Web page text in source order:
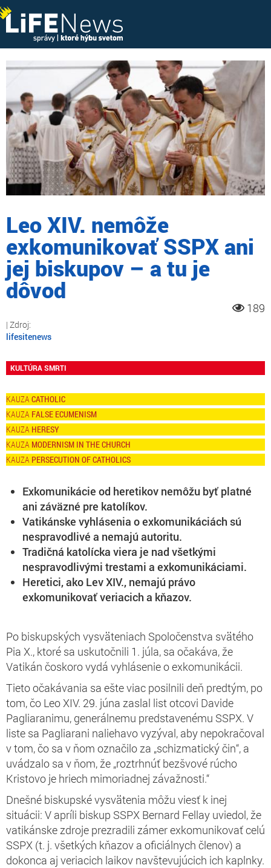
Leo XIV. nemôže
exkomunikovať SSPX ani
jej biskupov – a tu je
dôvod
189
lifesitenews
KULTÚRA SMRTI
CATHOLIC
FALSE ECUMENISM
HERESY
MODERNISM IN THE CHURCH
PERSECUTION OF CATHOLICS
Exkomunikácie od heretikov nemôžu byť platné
ani záväzné pre katolíkov.
Vatikánske vyhlásenia o exkomunikáciách sú
nespravodlivé a nemajú autoritu.
Tradičná katolícka viera je nad všetkými
nespravodlivými trestami a exkomunikáciami.
Heretici, ako Lev XIV., nemajú právo
exkomunikovať veriacich a kňazov.
Po biskupských vysväteniach Spoločenstva svätého
Pia X., ktoré sa uskutočnili 1. júla, sa očakáva, že
Vatikán čoskoro vydá vyhlásenie o exkomunikácii.
Tieto očakávania sa ešte viac posilnili deň predtým, po
tom, čo Leo XIV. 29. júna zaslal list otcovi Davide
Pagliaranimu, generálnemu predstavenému SSPX. V
liste sa Pagliarani naliehavo vyzýval, aby nepokračoval
v tom, čo sa v ňom označilo za „schizmatický čin“, a
uvádzalo sa v ňom, že „roztrhnúť bezšvové rúcho
Kristovo je hriech mimoriadnej závažnosti.“
Dnešné biskupské vysvätenia môžu viesť k inej
situácii: V apríli biskup SSPX Bernard Fellay uviedol, že
vatikánske zdroje prezradili zámer exkomunikovať celú
SSPX (t. j. všetkých kňazov a oficiálnych členov) a
dokonca aj veriacich laikov navštevujúcich ich kaplnky.